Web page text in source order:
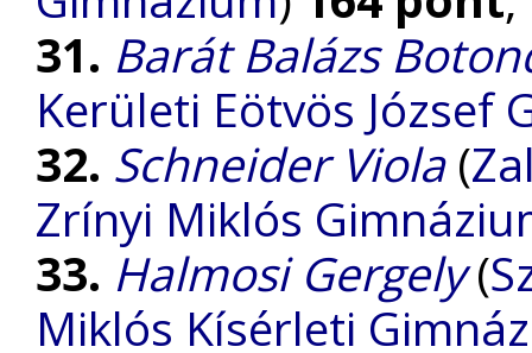
31. Barát Balázs
Kerületi Eötvös József
32. Schneider Viola(
Zrínyi Miklós
33. Halmosi Gergely(
Miklós Kísérleti